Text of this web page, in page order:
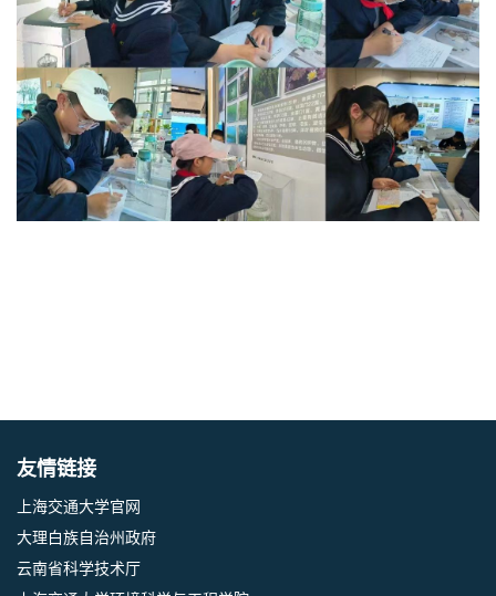
友情链接
上海交通大学官网
大理白族自治州政府
云南省科学技术厅